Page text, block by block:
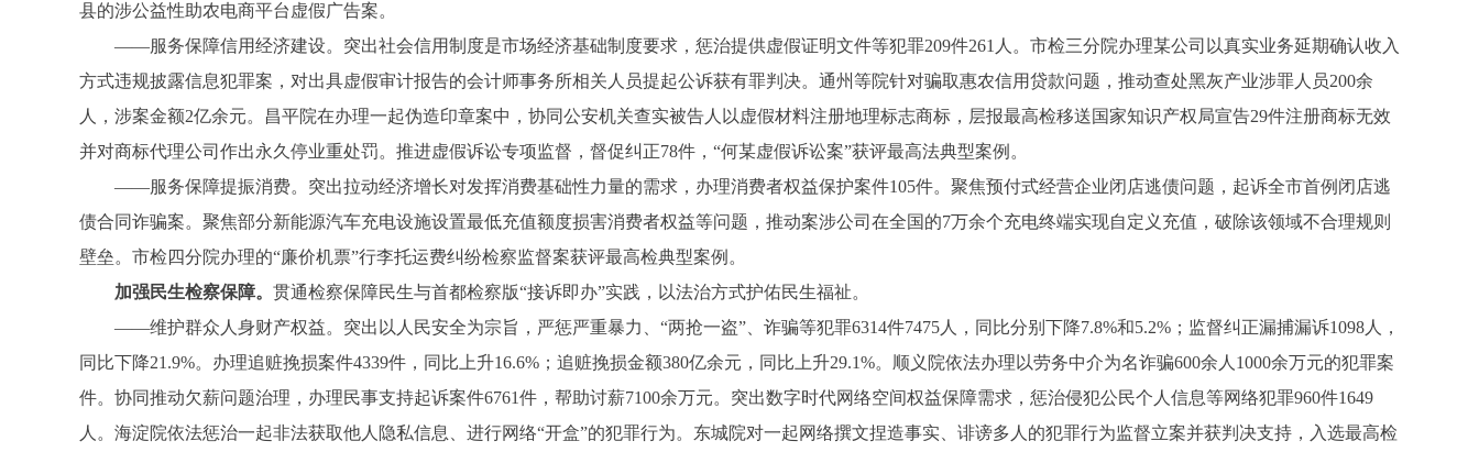
县的涉公益性助农电商平台虚假广告案。
——服务保障信用经济建设。突出社会信用制度是市场经济基础制度要求，惩治提供虚假证明文件等犯罪209件261人。市检三分院办理某公司以真实业务延期确认收入
方式违规披露信息犯罪案，对出具虚假审计报告的会计师事务所相关人员提起公诉获有罪判决。通州等院针对骗取惠农信用贷款问题，推动查处黑灰产业涉罪人员200余
人，涉案金额2亿余元。昌平院在办理一起伪造印章案中，协同公安机关查实被告人以虚假材料注册地理标志商标，层报最高检移送国家知识产权局宣告29件注册商标无效
并对商标代理公司作出永久停业重处罚。推进虚假诉讼专项监督，督促纠正78件，“何某虚假诉讼案”获评最高法典型案例。
——服务保障提振消费。突出拉动经济增长对发挥消费基础性力量的需求，办理消费者权益保护案件105件。聚焦预付式经营企业闭店逃债问题，起诉全市首例闭店逃
债合同诈骗案。聚焦部分新能源汽车充电设施设置最低充值额度损害消费者权益等问题，推动案涉公司在全国的7万余个充电终端实现自定义充值，破除该领域不合理规则
壁垒。市检四分院办理的“廉价机票”行李托运费纠纷检察监督案获评最高检典型案例。
加强民生检察保障。 贯通检察保障民生与首都检察版“接诉即办”实践，以法治方式护佑民生福祉。
——维护群众人身财产权益。突出以人民安全为宗旨，严惩严重暴力、“两抢一盗”、诈骗等犯罪6314件7475人，同比分别下降7.8%和5.2%；监督纠正漏捕漏诉1098人，
同比下降21.9%。办理追赃挽损案件4339件，同比上升16.6%；追赃挽损金额380亿余元，同比上升29.1%。顺义院依法办理以劳务中介为名诈骗600余人1000余万元的犯罪案
件。协同推动欠薪问题治理，办理民事支持起诉案件6761件，帮助讨薪7100余万元。突出数字时代网络空间权益保障需求，惩治侵犯公民个人信息等网络犯罪960件1649
人。海淀院依法惩治一起非法获取他人隐私信息、进行网络“开盒”的犯罪行为。东城院对一起网络撰文捏造事实、诽谤多人的犯罪行为监督立案并获判决支持，入选最高检